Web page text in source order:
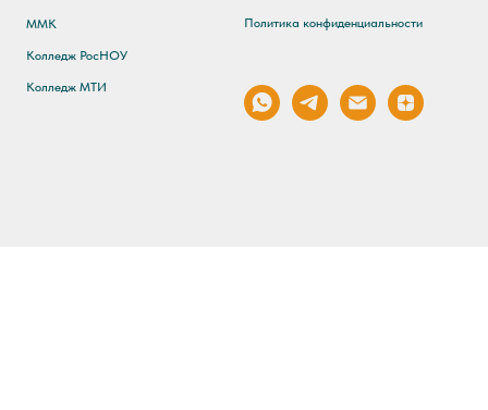
ММК
Колледж РосНОУ
Колледж МТИ
Политика конфиденциальности